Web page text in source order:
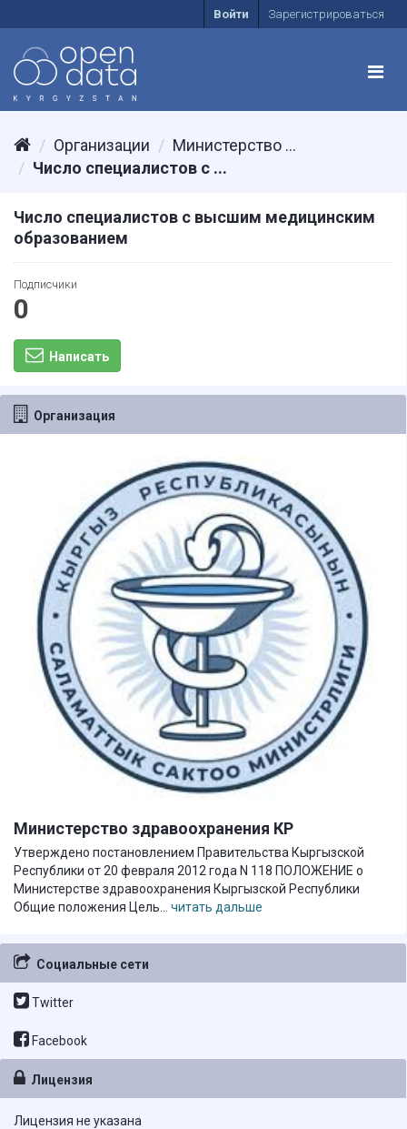
Войти Зарегистрироваться
Организации
Министерство ...
Число специалистов с ...
Число специалистов с высшим медицинским
образованием
Подписчики
0
Написать
Организация
Министерство здравоохранения КР
Утверждено постановлением Правительства Кыргызской
Республики от 20 февраля 2012 года N 118 ПОЛОЖЕНИЕ о
Министерстве здравоохранения Кыргызской Республики
Общие положения Цель... читать дальше
Социальные сети
Twitter
Facebook
Лицензия
Лицензия не указана